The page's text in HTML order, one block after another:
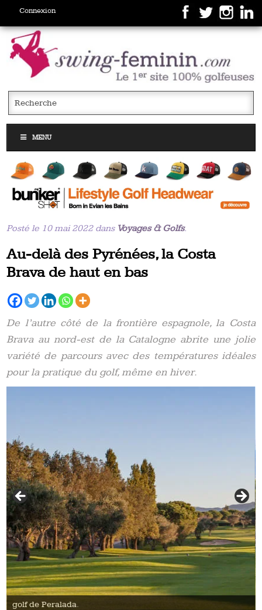
Connexion
MENU
Posté le 10 mai 2022 dans Voyages & Golfs.
Au-delà des Pyrénées, la Costa
Brava de haut en bas
De l’autre côté de la frontière espagnole, la Costa
Brava au nord-est de la Catalogne abrite une jolie
variété de parcours avec des températures idéales
pour la pratique du golf, même en hiver.
Golf de Peralada.